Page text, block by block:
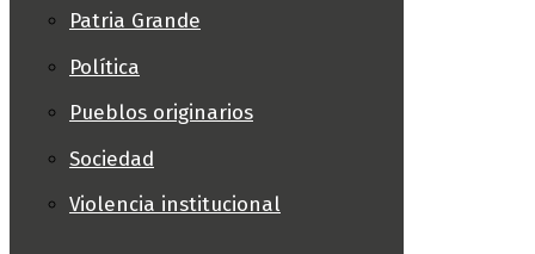
Patria Grande
Política
Pueblos originarios
Sociedad
Violencia institucional